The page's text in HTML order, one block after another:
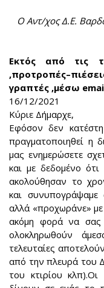
Ο Αντ/χος Δ.Ε.
Εκτός από τις
γραπτές ,μέσω
16/12/2021
Κύριε Δήμαρχε,
Εφόσον δεν
πραγματοποιηθεί η
μας ενημερώσετε
και με δεδομένο
ακολούθησαν το
και
αλλά «προχωράνε»
ακόμη φορά να σας
ολοκληρωθούν
τελευταίες
από την πλευρά του
του κτιρίου κλπ).Οι